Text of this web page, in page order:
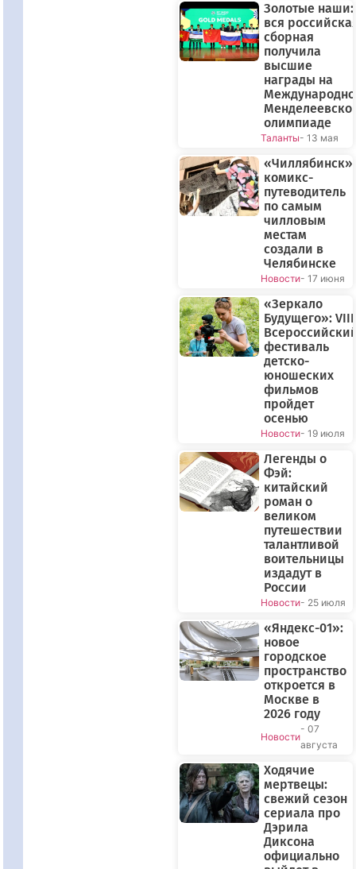
Золотые наши:
вся
сборная
получила
высшие
награды на
олимпиаде
Таланты- 13 мая
«Чиллябинск»:
комикс-
путеводитель
по самым
чилловым
местам
создали в
Челябинске
Новости- 17 июня
«Зеркало
Будущего»: VIII
фестиваль
детско-
юношеских
фильмов
пройдет
осенью
Новости- 19 июля
Легенды о
Фэй:
китайский
роман о
великом
путешествии
талантливой
воительницы
издадут в
России
Новости- 25 июля
«Яндекс-01»:
новое
городское
пространство
откроется в
Москве в
2026 году
Новости
- 07
августа
Ходячие
мертвецы:
свежий сезон
сериала про
Дэрила
Диксона
официально